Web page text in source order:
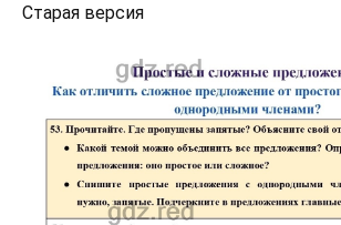
Старая версия